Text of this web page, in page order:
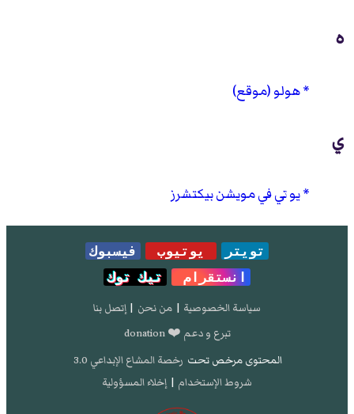
ه
هولو (موقع)
ي
يو تي في مويشن بيكتشرز
تويتر يوتيوب
فيسبوك
انستقرام
تيك توك
سياسة الخصوصية | من نحن | إتصل بنا
تبرع و دعم ❤️ donation
المحتوى مرخص تحت رخصة المشاع الإبداعي 3.0
شروط الإستخدام | إخلاء المسؤولية